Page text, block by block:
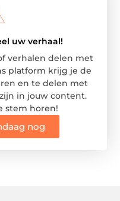
uw verhaal!
verhalen delen met
platform krijg je de
en te delen met
in jouw content.
stem horen!
nog